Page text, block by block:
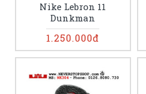
Nike Lebron 11
Dunkman
1.250.000đ